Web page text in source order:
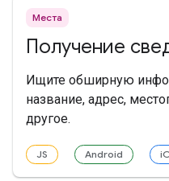
Места
Получение
Ищите обширную
название, адрес,
другое.
JS Android